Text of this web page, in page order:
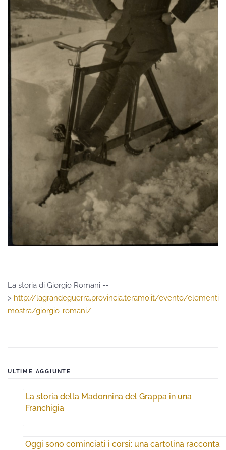
La storia di Giorgio Romani --
> http://lagrandeguerra.provincia.teramo.it/evento/elementi-
mostra/giorgio-romani/
ULTIME AGGIUNTE
La storia della Madonnina del Grappa in una
Franchigia
Oggi sono cominciati i corsi: una cartolina racconta